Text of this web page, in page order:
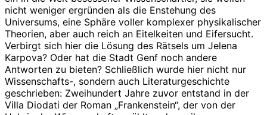
nicht weniger ergründen als die Enstehung des
Universums, eine Sphäre voller komplexer physikalischer
Theorien, aber auch reich an Eitelkeiten und Eifersucht.
Verbirgt sich hier die Lösung des Rätsels um Jelena
Karpova? Oder hat die Stadt Genf noch andere
Antworten zu bieten? Schließlich wurde hier nicht nur
Wissenschafts-, sondern auch Literaturgeschichte
geschrieben: Zweihundert Jahre zuvor entstand in der
Villa Diodati der Roman „Frankenstein“, der von der